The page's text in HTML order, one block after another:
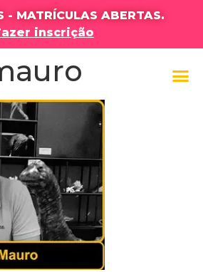
- MATRÍCULAS ABERTAS.
inscrição